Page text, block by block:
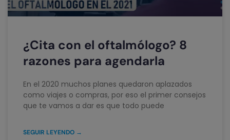
¿Cita con el oftalmólogo? 8
razones para agendarla
En el 2020 muchos planes quedaron aplazados
como viajes o compras, por eso el primer consejos
que te vamos a dar es que todo puede
SEGUIR LEYENDO →